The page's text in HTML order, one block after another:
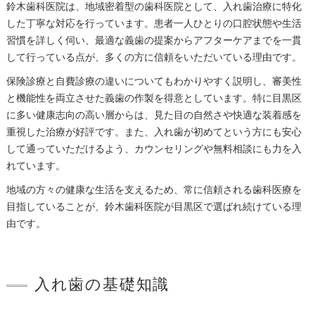
鈴木歯科医院は、地域密着型の歯科医院として、入れ歯治療に特化
した丁寧な対応を行っています。患者一人ひとりの口腔状態や生活
習慣を詳しく伺い、最適な義歯の提案からアフターケアまでを一貫
して行っている点が、多くの方に信頼をいただいている理由です。
保険診療と自費診療の違いについてもわかりやすく説明し、審美性
と機能性を両立させた義歯の作製を得意としています。特に目黒区
に多い健康志向の高い層からは、見た目の自然さや快適な装着感を
重視した治療が好評です。また、入れ歯が初めてという方にも安心
して通っていただけるよう、カウンセリングや無料相談にも力を入
れています。
地域の方々の健康な生活を支えるため、常に信頼される歯科医療を
目指していることが、鈴木歯科医院が目黒区で選ばれ続けている理
由です。
入れ歯の基礎知識